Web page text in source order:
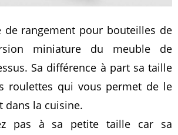
de rangement pour bouteilles de
miniature du meuble de
Sa différence à part sa taille
roulettes qui vous permet de le
dans la cuisine.
pas à sa petite taille car sa